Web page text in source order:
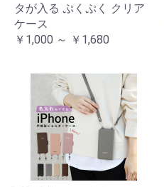
タが入る ぷくぷく クリア
ケース
￥1,000 ～ ￥1,680